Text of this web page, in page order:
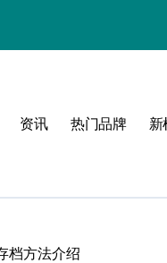
看资讯 热门品牌 新
档方法介绍